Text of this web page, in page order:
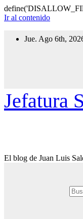
Ir al contenido
Jue. Ago 6th,
Jefatura
El blog de Juan Luis